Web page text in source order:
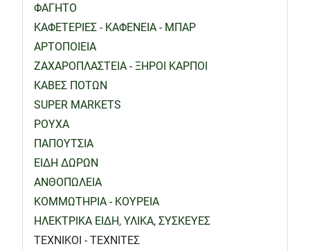
ΦΑΓΗΤΟ
ΚΑΦΕΤΕΡΙΕΣ - ΚΑΦΕΝΕΙΑ - ΜΠΑΡ
ΑΡΤΟΠΟΙΕΙΑ
ΖΑΧΑΡΟΠΛΑΣΤΕΙΑ - ΞΗΡΟΙ ΚΑΡΠΟΙ
ΚΑΒΕΣ ΠΟΤΩΝ
SUPER MARKETS
ΡΟΥΧΑ
ΠΑΠΟΥΤΣΙΑ
ΕΙΔΗ ΔΩΡΩΝ
ΑΝΘΟΠΩΛΕΙΑ
ΚΟΜΜΩΤΗΡΙΑ - ΚΟΥΡΕΙΑ
ΗΛΕΚΤΡΙΚΑ ΕΙΔΗ, ΥΛΙΚΑ, ΣΥΣΚΕΥΕΣ
ΤΕΧΝΙΚΟΙ - ΤΕΧΝΙΤΕΣ